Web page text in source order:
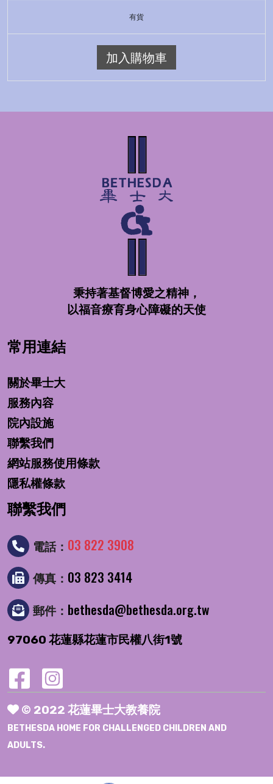
有貨
加入購物車
秉持著基督博愛之精神，
以福音療育身心障礙的天使
常用連結
關於畢士大
服務內容
院內設施
聯繫我們
網站服務使用條款
隱私權條款
聯繫我們
電話： 03 822 3908
傳真： 03 823 3414
郵件： bethesda@bethesda.org.tw
97060 花蓮縣花蓮市民權八街1號
© 2022 花蓮畢士大教養院
BETHESDA HOME FOR CHALLENGED CHILDREN AND
ADULTS.